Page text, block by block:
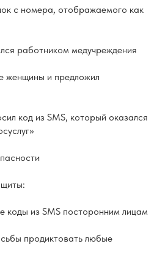
с номера, отображаемого как
работником медучреждения
женщины и предложил
код из SMS, который оказался
коды из SMS посторонним лицам
продиктовать любые